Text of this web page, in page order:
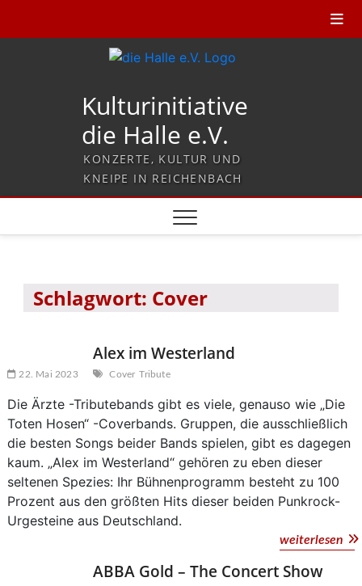
Kulturinitiative
die Halle e.V.
KONZERTE, KULTUR UND
KNEIPE IN REICHENBACH
Schlagwort: Cover
Alex im Westerland
22. Mai 2023 Cover Tribute
Die Ärzte -Tributebands gibt es viele, genauso wie „Die
Toten Hosen“ -Coverbands. Gruppen, die ausschließlich
die besten Songs beider Bands spielen, gibt es dagegen
kaum. „Alex im Westerland“ gehören zu eben dieser
seltenen Spezies: Ihr Bühnenprogramm besteht zu 100
Prozent aus den größten Hits dieser beiden Punkrock-
Urgesteine aus Deutschland.
weiterlesen
ABBA Gold – The Concert Show